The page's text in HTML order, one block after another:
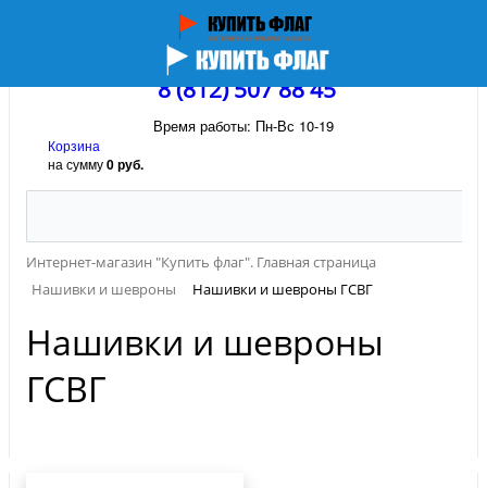
8 (812) 507 88 45
Время работы: Пн-Вс 10-19
Корзина
на сумму0 руб.
Интернет-магазин "Купить флаг". Главная страница
Нашивки и шевроны
Нашивки и шевроны ГСВГ
Нашивки и шевроны
ГСВГ